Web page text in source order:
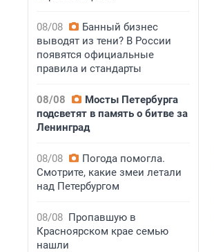
08/08
Банный бизнес
выводят из тени? В России
появятся официальные
правила и стандарты
08/08
Мосты Петербурга
подсветят в память о битве за
Ленинград
08/08
Погода помогла.
Смотрите, какие змеи летали
над Петербургом
08/08 Пропавшую в
Красноярском крае семью
нашли